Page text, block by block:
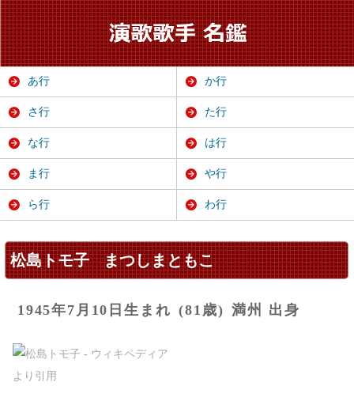
松島トモ子 まつしまともこ
1945年7月10日生まれ (81歳) 満州 出身
あ行 か行
さ行 た行
な行 は行
ま行 や行
ら行 わ行